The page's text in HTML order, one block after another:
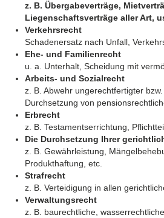
z. B. Übergabeverträge,
Liegenschaftsverträge aller Art,
Verkehrsrecht
Schadenersatz nach Unfall,
Ehe- und Familienrecht
u. a. Unterhalt, Scheidung mit
Arbeits- und Sozialrecht
z. B. Abwehr ungerechtfertigter
Durchsetzung von
Erbrecht
z. B. Testamentserrichtung,
Die Durchsetzung Ihrer
z. B. Gewährleistung,
Produkthaftung, etc.
Strafrecht
z. B. Verteidigung in allen
Verwaltungsrecht
z. B. baurechtliche,